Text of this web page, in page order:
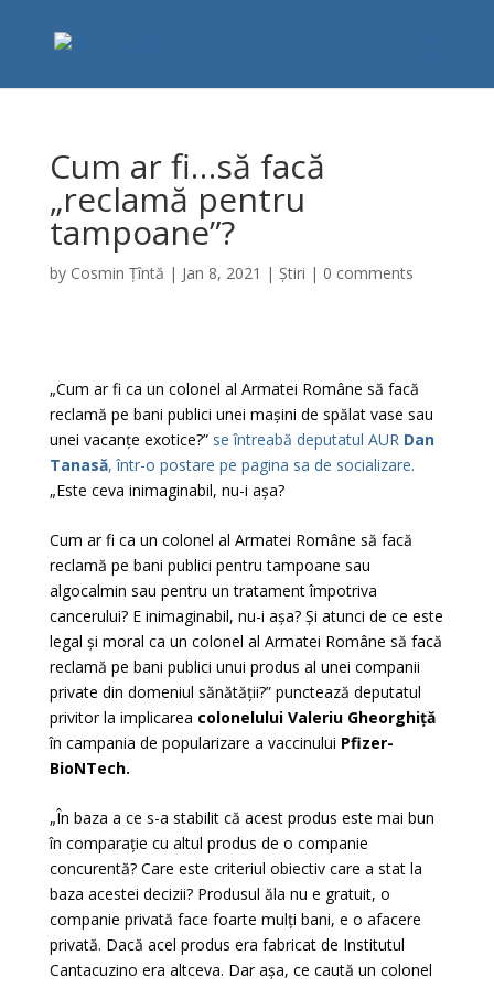
Cum ar fi…să facă
„reclamă pentru
tampoane”?
by Cosmin Țîntă | Jan 8, 2021 | Știri | 0 comments
„Cum ar fi ca un colonel al Armatei Române să facă
reclamă pe bani publici unei mașini de spălat vase sau
unei vacanțe exotice?” se întreabă deputatul AUR Dan
Tanasă, într-o postare pe pagina sa de socializare.
„Este ceva inimaginabil, nu-i așa?
Cum ar fi ca un colonel al Armatei Române să facă
reclamă pe bani publici pentru tampoane sau
algocalmin sau pentru un tratament împotriva
cancerului? E inimaginabil, nu-i așa? Și atunci de ce este
legal și moral ca un colonel al Armatei Române să facă
reclamă pe bani publici unui produs al unei companii
private din domeniul sănătății?” punctează deputatul
privitor la implicarea colonelului Valeriu Gheorghiță
în campania de popularizare a vaccinului Pfizer-
BioNTech.
„În baza a ce s-a stabilit că acest produs este mai bun
în comparație cu altul produs de o companie
concurentă? Care este criteriul obiectiv care a stat la
baza acestei decizii? Produsul ăla nu e gratuit, o
companie privată face foarte mulți bani, e o afacere
privată. Dacă acel produs era fabricat de Institutul
Cantacuzino era altceva. Dar așa, ce caută un colonel